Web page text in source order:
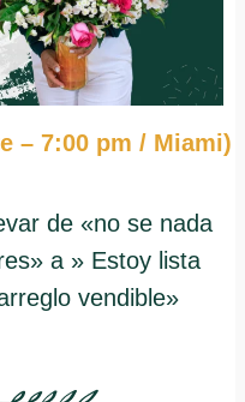
– 7:00 pm / Miami)
de «no se nada
a » Estoy lista
vendible»